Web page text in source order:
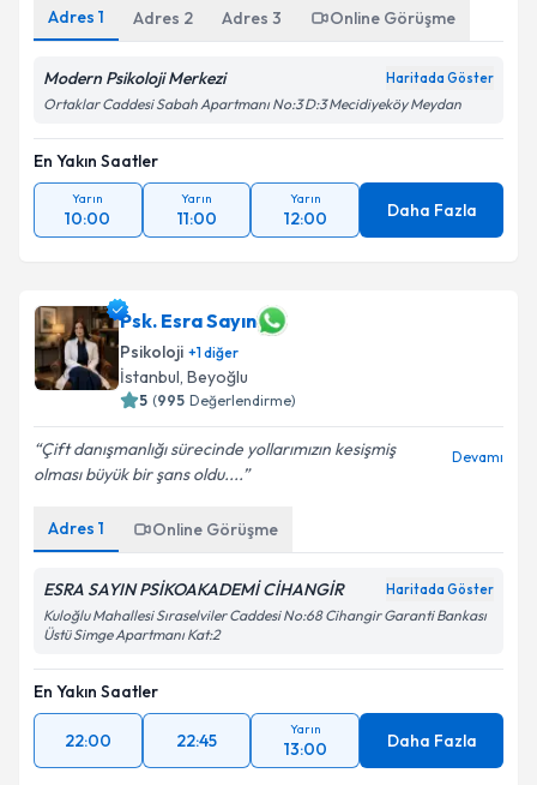
Takvim Talebini Gönder
Adres 1 Adres 2 Adres 3 Online Görüşme
Modern Psikoloji Merkezi Haritada Göster
Ortaklar Caddesi Sabah Apartmanı No:3 D:3 Mecidiyeköy Meydan
En Yakın Saatler
Yarın
10:00
Yarın
11:00
Yarın
12:00 Daha Fazla
Psk. Esra Sayın
Psikoloji +1diğer
İstanbul, Beyoğlu
5 (995 Değerlendirme)
Çift danışmanlığı sürecinde yollarımızın kesişmiş
olması büyük bir şans oldu....
Devamı
Adres 1 Online Görüşme
ESRA SAYIN PSİKOAKADEMİ CİHANGİR Haritada Göster
Kuloğlu Mahallesi Sıraselviler Caddesi No:68 Cihangir Garanti Bankası
Üstü Simge Apartmanı Kat:2
En Yakın Saatler
22:00 22:45
Yarın
13:00 Daha Fazla